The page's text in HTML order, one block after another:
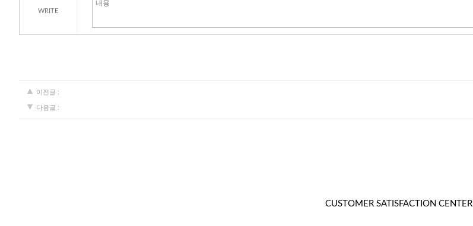
WRITE
이전글 :
다음글 :
CUSTOMER SATISFACTION CENTER